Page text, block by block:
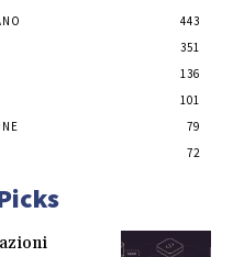
443
351
136
101
79
72